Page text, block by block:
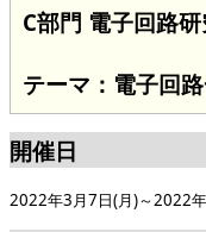
C部門 電子回路
テーマ：電子回
開催日
2022年3月7日(月)～2022